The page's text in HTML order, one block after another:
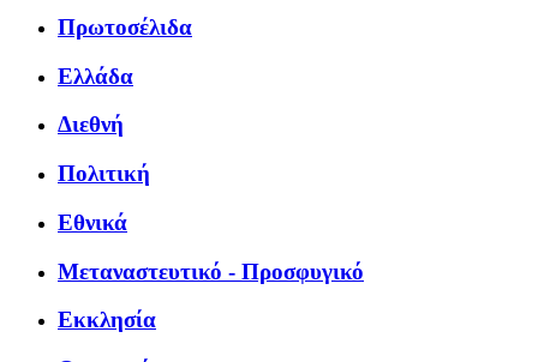
Πρωτοσέλιδα
Ελλάδα
Διεθνή
Πολιτική
Εθνικά
Μεταναστευτικό - Προσφυγικό
Εκκλησία